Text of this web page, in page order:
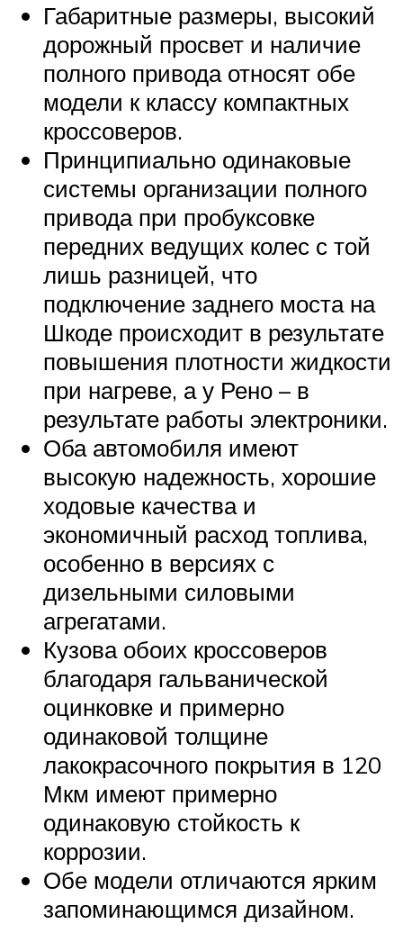
Габаритные размеры, высокий
дорожный просвет и наличие
полного привода относят обе
модели к классу компактных
кроссоверов.
Принципиально одинаковые
системы организации полного
привода при пробуксовке
передних ведущих колес с той
лишь разницей, что
подключение заднего моста на
Шкоде происходит в результате
повышения плотности жидкости
при нагреве, а у Рено – в
результате работы электроники.
Оба автомобиля имеют
высокую надежность, хорошие
ходовые качества и
экономичный расход топлива,
особенно в версиях с
дизельными силовыми
агрегатами.
Кузова обоих кроссоверов
благодаря гальванической
оцинковке и примерно
одинаковой толщине
лакокрасочного покрытия в 120
Мкм имеют примерно
одинаковую стойкость к
коррозии.
Обе модели отличаются ярким
запоминающимся дизайном.